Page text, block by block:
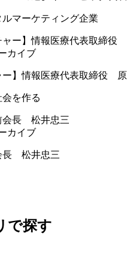
マーケティング企業
カイブ
ー】情報医療代表取締役
を作る
カイブ
長 松井忠三
で探す